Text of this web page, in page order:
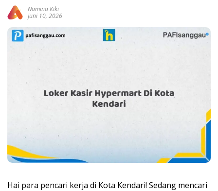
Namina Kiki
Juni 10, 2026
Hai para pencari kerja di Kota Kendari! Sedang mencari